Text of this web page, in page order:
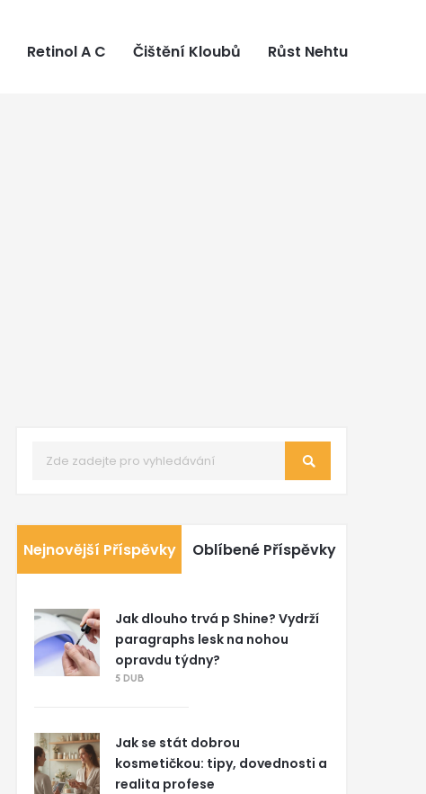
Retinol A C Čištění Kloubů Růst Nehtu
Nejnovější Příspěvky Oblíbené Příspěvky
Jak dlouho trvá p Shine? Vydrží
paragraphs lesk na nohou
opravdu týdny?
5 DUB
Jak se stát dobrou
kosmetičkou: tipy, dovednosti a
realita profese